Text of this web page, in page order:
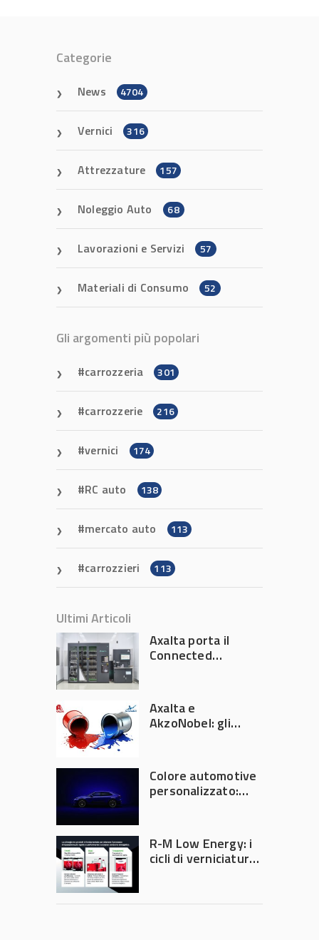
Categorie
News 4704
Vernici 316
Attrezzature 157
Noleggio Auto 68
Lavorazioni e Servizi 57
Materiali di Consumo 52
Gli argomenti più popolari
carrozzeria 301
carrozzerie 216
vernici 174
RC auto 138
mercato auto 113
carrozzieri 113
Ultimi Articoli
Axalta porta il
Connected
Automechanika
Frankfurt 2026
Axalta e
AkzoNobel: gli
Colore automotive
personalizzato:
diventa ingegneria
di precisione
R-M Low Energy: i
cicli di verniciatura
tempi e costi in